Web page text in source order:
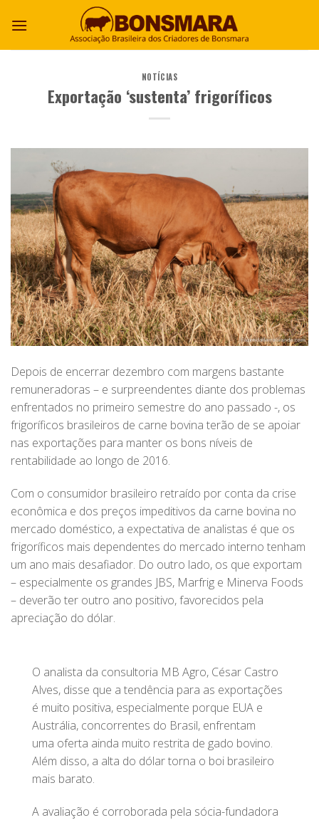
NOTÍCIAS
Exportação ‘sustenta’ frigoríficos
Depois de encerrar dezembro com margens bastante
remuneradoras – e surpreendentes diante dos problemas
enfrentados no primeiro semestre do ano passado -, os
frigoríficos brasileiros de carne bovina terão de se apoiar
nas exportações para manter os bons níveis de
rentabilidade ao longo de 2016.
Com o consumidor brasileiro retraído por conta da crise
econômica e dos preços impeditivos da carne bovina no
mercado doméstico, a expectativa de analistas é que os
frigoríficos mais dependentes do mercado interno tenham
um ano mais desafiador. Do outro lado, os que exportam
– especialmente os grandes JBS, Marfrig e Minerva Foods
– deverão ter outro ano positivo, favorecidos pela
apreciação do dólar.
O analista da consultoria MB Agro, César Castro
Alves, disse que a tendência para as exportações
é muito positiva, especialmente porque EUA e
Austrália, concorrentes do Brasil, enfrentam
uma oferta ainda muito restrita de gado bovino.
Além disso, a alta do dólar torna o boi brasileiro
mais barato.
A avaliação é corroborada pela sócia-fundadora